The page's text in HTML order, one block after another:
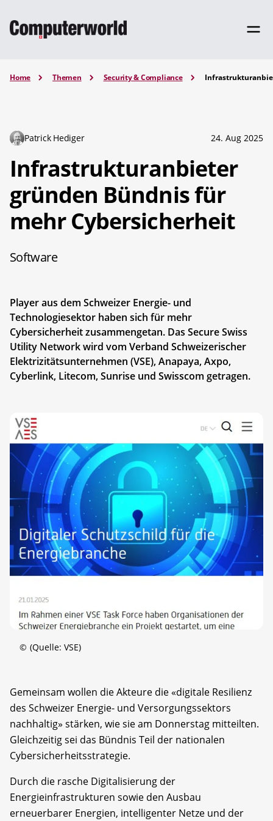
Home Themen Security & Compliance
Patrick Hediger 24. Aug 2025
Infrastrukturanbieter
gründen Bündnis für
mehr Cybersicherheit
Software
Player aus dem Schweizer Energie- und
Technologiesektor haben sich für mehr
Cybersicherheit zusammengetan. Das Secure Swiss
Utility Network wird vom Verband Schweizerischer
Elektrizitätsunternehmen (VSE), Anapaya, Axpo,
Cyberlink, Litecom, Sunrise und Swisscom getragen.
© (Quelle: VSE)
Gemeinsam wollen die Akteure die «digitale Resilienz
des Schweizer Energie- und Versorgungssektors
nachhaltig» stärken, wie sie am Donnerstag mitteilten.
Gleichzeitig sei das Bündnis Teil der nationalen
Cybersicherheitsstrategie.
Durch die rasche Digitalisierung der
Energieinfrastrukturen sowie den Ausbau
erneuerbarer Energien, intelligenter Netze und der